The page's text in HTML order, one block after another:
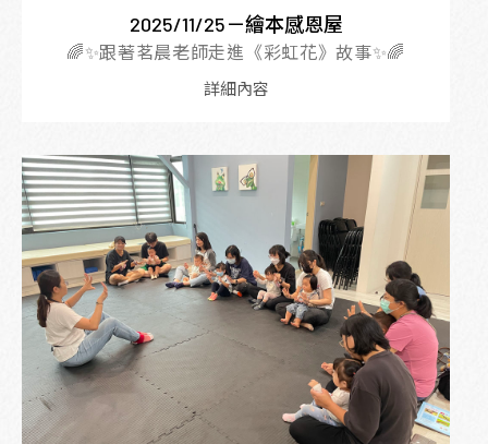
2025/11/25－繪本感恩屋
🌈✨跟著茗晨老師走進《彩虹花》故事✨🌈
詳細內容